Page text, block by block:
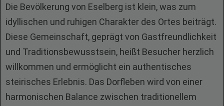
Die Bevölkerung von Eselberg ist klein, was zum
idyllischen und ruhigen Charakter des Ortes beiträgt.
Diese Gemeinschaft, geprägt von Gastfreundlichkeit
und Traditionsbewusstsein, heißt Besucher herzlich
willkommen und ermöglicht ein authentisches
steirisches Erlebnis. Das Dorfleben wird von einer
harmonischen Balance zwischen traditionellem